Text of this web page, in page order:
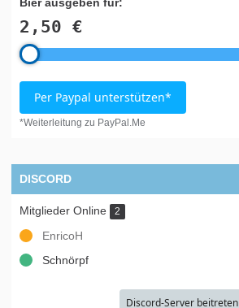
2,50 €
Per Paypal unterstützen*
*Weiterleitung zu PayPal.Me
DISCORD
Mitglieder Online 2
EnricoH
Schnörpf
Discord-Server beitreten